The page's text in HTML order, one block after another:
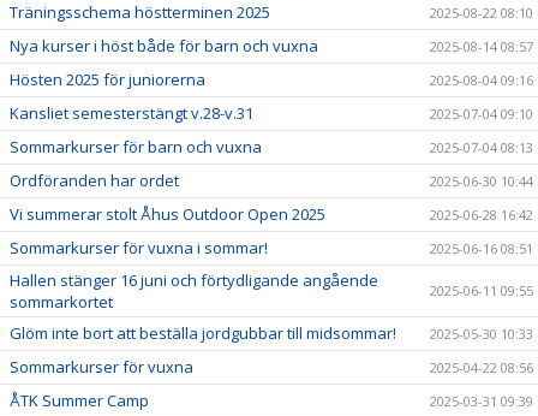
Träningsschema höstterminen 2025 2025-08-22 08:10
Nya kurser i höst både för barn och vuxna 2025-08-14 08:57
Hösten 2025 för juniorerna 2025-08-04 09:16
Kansliet semesterstängt v.28-v.31 2025-07-04 09:10
Sommarkurser för barn och vuxna 2025-07-04 08:13
Ordföranden har ordet 2025-06-30 10:44
Vi summerar stolt Åhus Outdoor Open 2025 2025-06-28 16:42
Sommarkurser för vuxna i sommar! 2025-06-16 08:51
Hallen stänger 16 juni och förtydligande angående
sommarkortet
2025-06-11 09:55
Glöm inte bort att beställa jordgubbar till midsommar! 2025-05-30 10:33
Sommarkurser för vuxna 2025-04-22 08:56
ÅTK Summer Camp 2025-03-31 09:39